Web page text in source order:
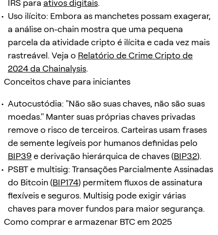
IRS para ativos digitais.
Uso ilícito: Embora as manchetes possam exagerar,
a análise on-chain mostra que uma pequena
parcela da atividade cripto é ilícita e cada vez mais
rastreável. Veja o Relatório de Crime Cripto de
2024 da Chainalysis.
Conceitos chave para iniciantes
Autocustódia: "Não são suas chaves, não são suas
moedas." Manter suas próprias chaves privadas
remove o risco de terceiros. Carteiras usam frases
de semente legíveis por humanos definidas pelo
BIP39e derivação hierárquica de chaves (BIP32).
PSBT e multisig: Transações Parcialmente Assinadas
do Bitcoin (BIP174) permitem fluxos de assinatura
flexíveis e seguros. Multisig pode exigir várias
chaves para mover fundos para maior segurança.
Como comprar e armazenar BTC em 2025